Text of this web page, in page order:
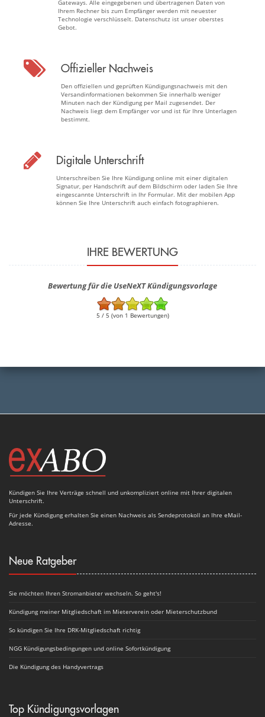
Gateways. Alle eingegebenen und übertragenen Daten von
Ihrem Rechner bis zum Empfänger werden mit neuester
Technologie verschlüsselt. Datenschutz ist unser oberstes
Gebot.
Offizieller Nachweis
Den offiziellen und geprüften Kündigungsnachweis mit den
Versandinformationen bekommen Sie innerhalb weniger
Minuten nach der Kündigung per Mail zugesendet. Der
Nachweis liegt dem Empfänger vor und ist für Ihre Unterlagen
bestimmt.
Digitale Unterschrift
Unterschreiben Sie Ihre Kündigung online mit einer digitalen
Signatur, per Handschrift auf dem Bildschirm oder laden Sie Ihre
eingescannte Unterschrift in Ihr Formular. Mit der mobilen App
können Sie Ihre Unterschrift auch einfach fotographieren.
IHRE BEWERTUNG
Bewertung für die UseNeXT Kündigungsvorlage
5 / 5 (von 1 Bewertungen)
Kündigen Sie Ihre Verträge schnell und unkompliziert online mit Ihrer digitalen
Unterschrift.
Für jede Kündigung erhalten Sie einen Nachweis als Sendeprotokoll an Ihre eMail-
Adresse.
Neue Ratgeber
Sie möchten Ihren Stromanbieter wechseln. So geht's!
Kündigung meiner Mitgliedschaft im Mieterverein oder Mieterschutzbund
So kündigen Sie Ihre DRK-Mitgliedschaft richtig
NGG Kündigungsbedingungen und online Sofortkündigung
Die Kündigung des Handyvertrags
Top Kündigungsvorlagen